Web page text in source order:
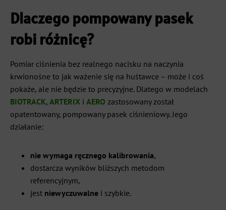
Dlaczego pompowany pasek
robi różnicę?
Pomiar ciśnienia bez realnego nacisku na naczynia
krwionośne to jak ważenie się na huśtawce – może i coś
pokaże, ale nie będzie to precyzyjne. Dlatego w modelach
BIOTRACK, ARTERIX i AERO zastosowany został
opatentowany, pompowany pasek ciśnieniowy. Jego
działanie:
nie wymaga ręcznego kalibrowania,
dostarcza wyników bliższych metodom
referencyjnym,
jest niewyczuwalne i szybkie.